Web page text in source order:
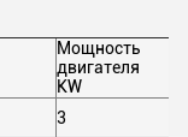
Мощность
двигателя
KW
3